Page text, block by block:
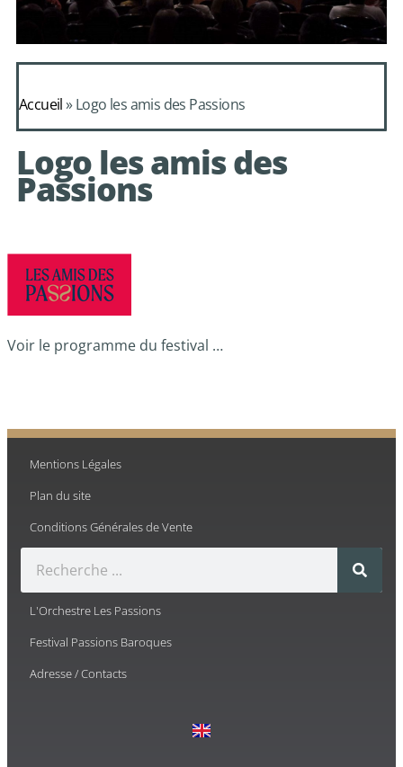
Alcimadure de
Mondonville
avec le choeur de
chambre Les Eléments
Accueil»Logo les amis des Passions
Logo les amis des
Passions
Voir le programme du festival …
Mentions Légales
Plan du site
Conditions Générales de Vente
L'Orchestre Les Passions
Festival Passions Baroques
Adresse / Contacts